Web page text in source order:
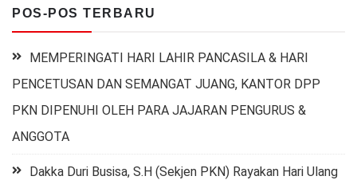
POS-POS TERBARU
MEMPERINGATI HARI LAHIR PANCASILA & HARI
PENCETUSAN DAN SEMANGAT JUANG, KANTOR DPP
PKN DIPENUHI OLEH PARA JAJARAN PENGURUS &
ANGGOTA
Dakka Duri Busisa, S.H (Sekjen PKN) Rayakan Hari Ulang